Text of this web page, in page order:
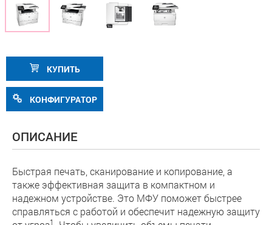
КУПИТЬ
КОНФИГУРАТОР
ОПИСАНИЕ
Быстрая печать, сканирование и копирование, а
также эффективная защита в компактном и
надежном устройстве. Это МФУ поможет быстрее
справляться с работой и обеспечит надежную защиту
1